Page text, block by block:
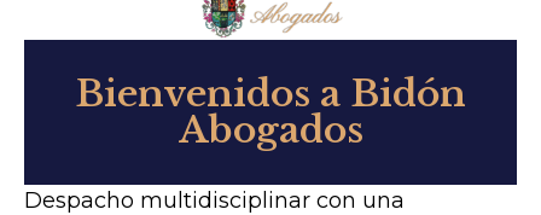
Bienvenidos a Bidón
Abogados
Despacho multidisciplinar con una